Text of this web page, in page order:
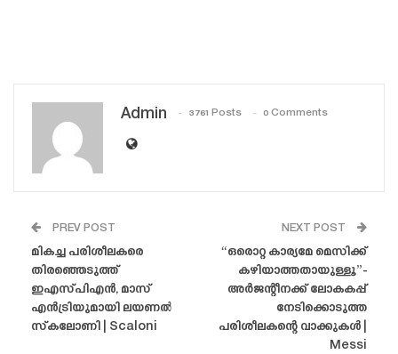
Admin 3761 Posts 0 Comments
PREV POST
മികച്ച പരിശീലകരെ
തിരഞ്ഞെടുത്ത്
ഇഎസ്‌പിഎൻ, മാസ്
എൻട്രിയുമായി ലയണൽ
സ്‌കലോണി | Scaloni
NEXT POST
“ഒരൊറ്റ കാര്യമേ മെസിക്ക്
കഴിയാത്തതായുള്ളൂ”-
അർജന്റീനക്ക് ലോകകപ്പ്
നേടിക്കൊടുത്ത
പരിശീലകന്റെ വാക്കുകൾ |
Messi